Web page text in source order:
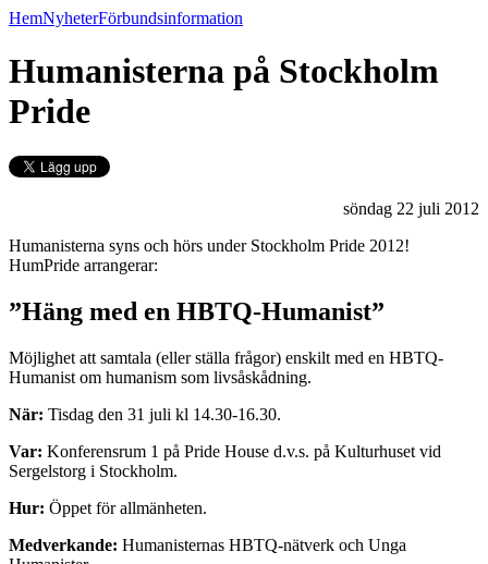
HemNyheterFörbundsinformation
Humanisterna på Stockholm
Pride
söndag 22 juli 2012
Humanisterna syns och hörs under Stockholm Pride 2012!
HumPride arrangerar:
”Häng med en HBTQ-Humanist”
Möjlighet att samtala (eller ställa frågor) enskilt med en HBTQ-
Humanist om humanism som livsåskådning.
När: Tisdag den 31 juli kl 14.30-16.30.
Var: Konferensrum 1 på Pride House d.v.s. på Kulturhuset vid
Sergelstorg i Stockholm.
Hur: Öppet för allmänheten.
Medverkande: Humanisternas HBTQ-nätverk och Unga